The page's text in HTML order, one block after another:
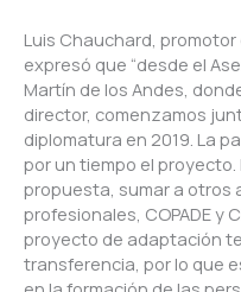
Luis Chauchard, promotor
expresó que “desde el
Martín de los Andes,
director, comenzamos
diplomatura en 2019. La
por un tiempo el proyecto.
propuesta, sumar a otros
profesionales, COPADE y
proyecto de adaptación
transferencia, por lo que